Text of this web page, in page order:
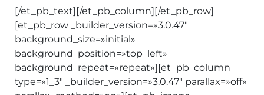
[/et_pb_text][/et_pb_column][/et_pb_row]
[et_pb_row _builder_version=»3.0.47″
background_size=»initial»
background_position=»top_left»
background_repeat=»repeat»][et_pb_column
type=»1_3″ _builder_version=»3.0.47″ parallax=»off»